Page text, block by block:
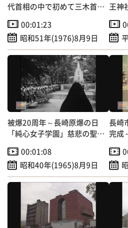
代首相の中で初めて三木首相
00:01:23
昭和51年(1976)8月9日
王神
被爆20周年～長崎原爆の日
「純心女子学園」慈悲の聖母
00:01:08
昭和40年(1965)8月9日
長崎
完成